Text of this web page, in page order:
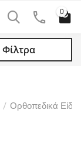
0
Φίλτρα
/ Ορθοπεδικά Είδη